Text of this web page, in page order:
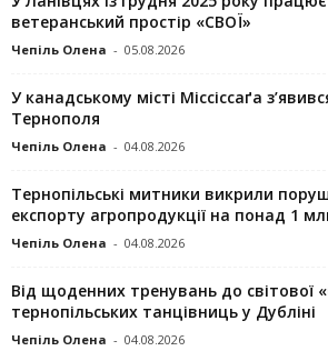
ветеранський простір «СВОЇ»
Чепіль Олена - 05.08.2026
У канадському місті Міссіссаґа
Тернополя
Чепіль Олена - 04.08.2026
Тернопільські митники викрили
експорту агропродукції на понад 1
Чепіль Олена - 04.08.2026
Від щоденних тренувань до світової
тернопільських танцівниць у Дубліні
Чепіль Олена - 04.08.2026